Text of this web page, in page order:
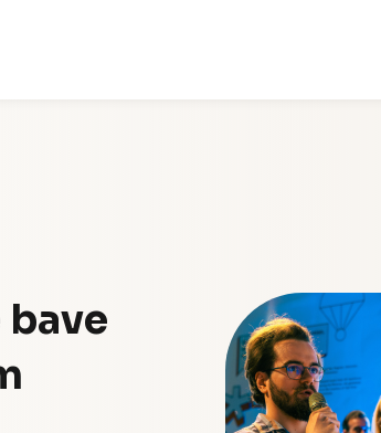
bave
Sign in
Don’t have an account?Sign up